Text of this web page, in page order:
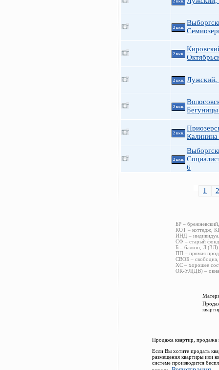
2 ккв.
2 ккв.
2 ккв.
2 ккв. Лужский,
2 ккв.
2 ккв.
Калинина
2 ккв.
6
1 2
БР –
КОТ – коттедж,
ИНД –
СФ – старый
Б – балкон, Л (ЗЛ)
ПП – прямая
СВОБ –
ХС – хорошее
ОК-УЛ(ДВ) – окна
Продажа квартир, продажа
Если Вы хотите продать
размещения квартиры или
системе производится